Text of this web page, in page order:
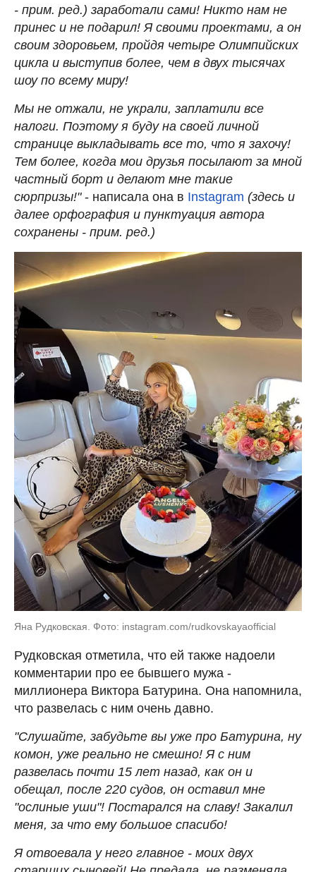
- прим. ред.) заработали сами! Никто нам не
принес и не подарил! Я своими проектами, а он
своим здоровьем, пройдя четыре Олимпийских
цикла и выступив более, чем в двух тысячах
шоу по всему миру!
Мы не отжали, не украли, заплатили все
налоги. Поэтому я буду на своей личной
странице выкладывать все то, что я захочу!
Тем более, когда мои друзья посылают за мной
частный борт и делают мне такие
сюрпризы!"- написала она в Instagram (здесь и
далее орфография и пунктуация автора
сохранены - прим. ред.)
Яна Рудковская. Фото: instagram.com/rudkovskayaofficial
Рудковская отметила, что ей также надоели
комментарии про ее бывшего мужа -
миллионера Виктора Батурина. Она напомнила,
что развелась с ним очень давно.
"Слушайте, забудьте вы уже про Батурина, ну
комон, уже реально не смешно! Я с ним
развелась почти 15 лет назад, как он и
обещал, после 220 судов, он оставил мне
"ослиные уши"! Постарался на славу! Закалил
меня, за что ему большое спасибо!
Я отвоевала у него главное - моих двух